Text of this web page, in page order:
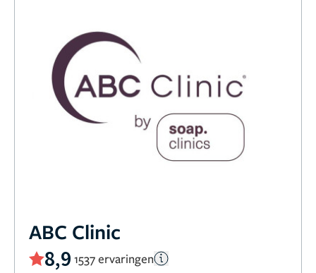
ABC Clinic
8,9 1537 ervaringen